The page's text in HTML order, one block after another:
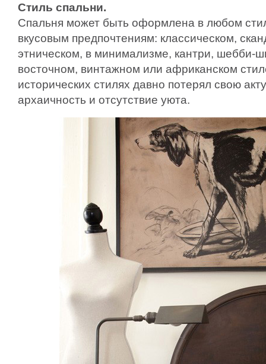
Стиль спальни.
Спальня может быть оформлена в любом
вкусовым предпочтениям: классическом,
этническом, в минимализме, кантри, шебби-
восточном, винтажном или африканском
исторических стилях давно потерял свою
архаичность и отсутствие уюта.